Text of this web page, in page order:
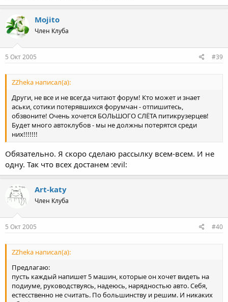
Mojito
Член Клуба
5 Окт 2005 #39
ZZheka написал(а):
Други, не все и не всегда читают форум! Кто может и знает
аськи, сотики потерявшихся форумчан - отпишитесь,
обзвоните! Очень хочется БОЛЬШОГО СЛЁТА питикрузерцев!
Будет много автоклубов - мы не должны потерятся среди
них!!!!!!!
Обязательно. Я скоро сделаю рассылку всем-всем. И не
одну. Так что всех достанем :evil:
Art-katy
Член Клуба
5 Окт 2005 #40
ZZheka написал(а):
Предлагаю:
пусть каждый напишет 5 машин, которые он хочет видеть на
подиуме, руководствуясь, надеюсь, нарядностью авто. Себя,
естесственно не считать. По большинству и решим. И никаких